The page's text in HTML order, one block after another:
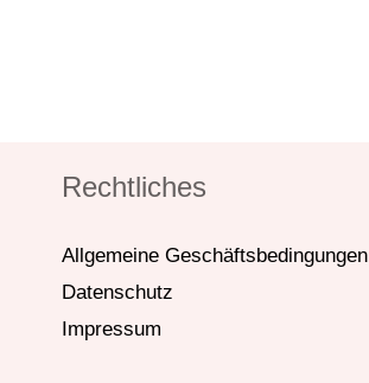
Rechtliches
Allgemeine Geschäftsbedingungen
Datenschutz
Impressum